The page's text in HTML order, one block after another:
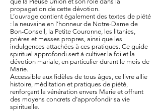
propagation de cette dévotion.
L’ouvrage contient également des textes de piété
: la neuvaine en l’honneur de Notre-Dame de
Bon-Conseil, la Petite Couronne, les litanies,
prières et messes propres, ainsi que les
indulgences attachées à ces pratiques. Ce guide
spirituel approfondi sert à cultiver la foi et la
dévotion mariale, en particulier durant le mois de
Marie.
Accessible aux fidèles de tous âges, ce livre allie
histoire, méditation et pratiques de piété,
renforçant la vénération envers Marie et offrant
des moyens concrets d’approfondir sa vie
spirituelle.